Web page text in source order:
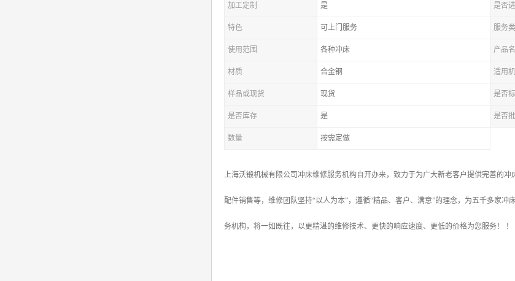
加工定制 是 是否
特色 可上门服务 服务
使用范围 各种冲床 产品
材质 合金钢 适用
样品或现货 现货 是否
是否库存 是 是否
数量 按需定做
上海沃锻机械有限公司冲床维修服务机构自开办来，致力于为广大新老客户提供完善的
配件销售等，维修团队坚持“以人为本”，遵循“精品、客户、满意”的理念，为五千多家
务机构，将一如既往，以更精湛的维修技术、更快的响应速度、更低的价格为您服务！ ！